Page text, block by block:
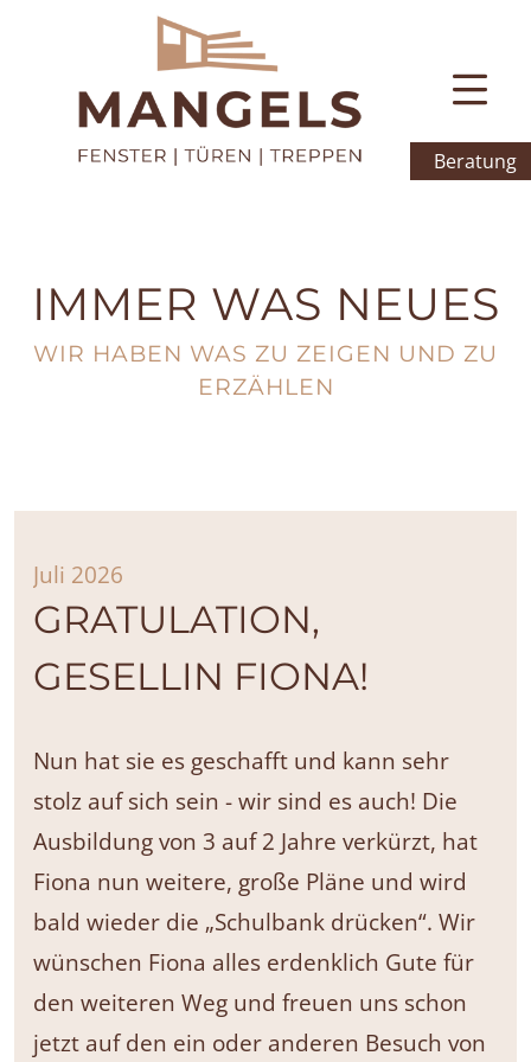
Beratung
IMMER WAS NEUES
WIR HABEN WAS ZU ZEIGEN UND ZU
ERZÄHLEN
Juli 2026
GRATULATION,
GESELLIN FIONA!
Nun hat sie es geschafft und kann sehr
stolz auf sich sein - wir sind es auch! Die
Ausbildung von 3 auf 2 Jahre verkürzt, hat
Fiona nun weitere, große Pläne und wird
bald wieder die „Schulbank drücken“. Wir
wünschen Fiona alles erdenklich Gute für
den weiteren Weg und freuen uns schon
jetzt auf den ein oder anderen Besuch von